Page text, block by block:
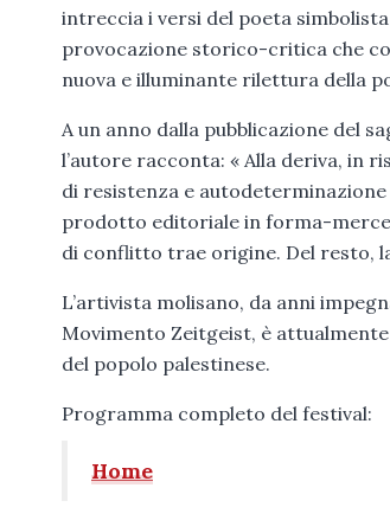
intreccia i versi del poeta
provocazione storico-critica che
nuova e illuminante rilettura della
A un anno dalla pubblicazione del
l’autore racconta: « Alla deriva, in
di resistenza e
prodotto editoriale in forma-
di conflitto trae origine. Del resto,
L’artivista molisano, da anni
Movimento Zeitgeist, è
del popolo palestinese.
Programma completo del festival:
Home